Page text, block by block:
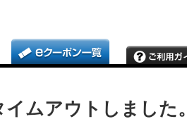
ムアウトしました。